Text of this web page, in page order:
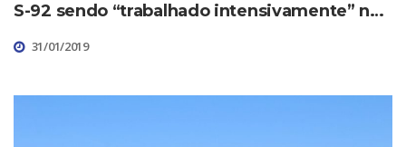
S-92 sendo “trabalhado intensivamente” no Mar do Norte
31/01/2019